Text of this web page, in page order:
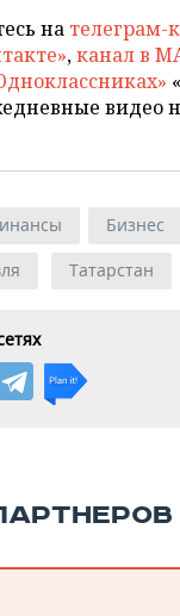
на телеграм-
,канал в
видео
Бизнес
Татарстан